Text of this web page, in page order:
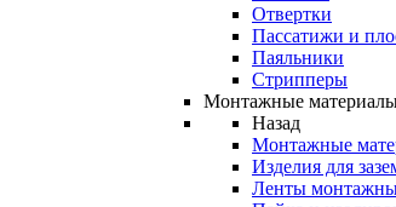
Отвертки
Пассатижи и
Паяльники
Стрипперы
Монтажные материалы
Назад
Монтажные
Изделия для
Ленты